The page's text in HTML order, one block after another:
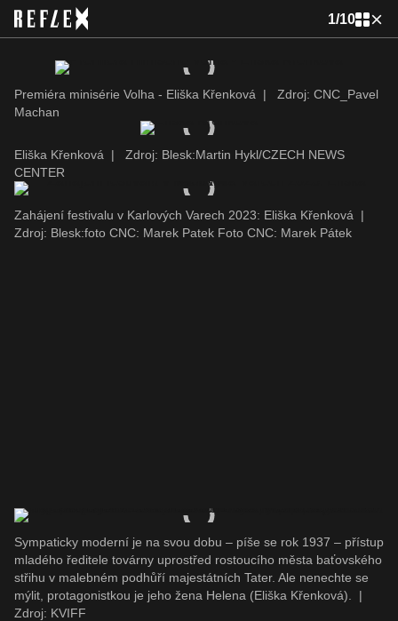
1/10
Premiéra minisérie Volha - Eliška Křenková |
Zdroj: CNC_Pavel
Machan
Eliška Křenková |
Zdroj: Blesk:Martin Hykl/CZECH NEWS
CENTER
Zahájení festivalu v Karlových Varech 2023: Eliška Křenková
|
Zdroj: Blesk:foto CNC: Marek Patek Foto CNC: Marek Pátek
Sympaticky moderní je na svou dobu – píše se rok 1937 – přístup
mladého ředitele továrny uprostřed rostoucího města baťovského
střihu v malebném podhůří majestátních Tater. Ale nenechte se
mýlit, protagonistkou je jeho žena Helena (Eliška Křenková).
|
Zdroj: KVIFF